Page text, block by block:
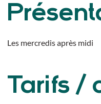
Les mercredis après midi
Tarifs /